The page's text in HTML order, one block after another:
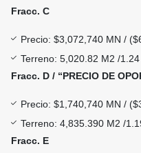
Fracc. C
Precio: $3,072,740 MN /
Terreno: 5,020.82 M2 /1.24
Fracc. D / “PRECIO DE
Precio: $1,740,740 MN /
Terreno: 4,835.390 M2 /
Fracc. E